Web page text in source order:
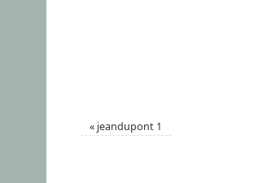
« jeandupont 1